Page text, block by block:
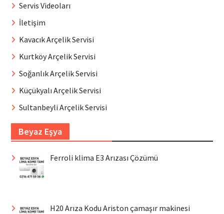
Servis Videoları
İletişim
Kavacık Arçelik Servisi
Kurtköy Arçelik Servisi
Soğanlık Arçelik Servisi
Küçükyalı Arçelik Servisi
Sultanbeyli Arçelik Servisi
Beyaz Eşya
Ferroli klima E3 Arızası Çözümü
H20 Arıza Kodu Ariston çamaşır makinesi